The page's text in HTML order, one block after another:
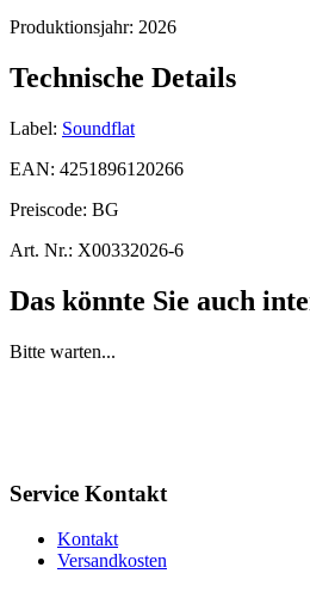
Produktionsjahr: 2026
Technische Details
Label: Soundflat
EAN: 4251896120266
Preiscode: BG
Art. Nr.: X00332026-6
Das könnte Sie auch
Bitte warten...
Service Kontakt
Kontakt
Versandkosten